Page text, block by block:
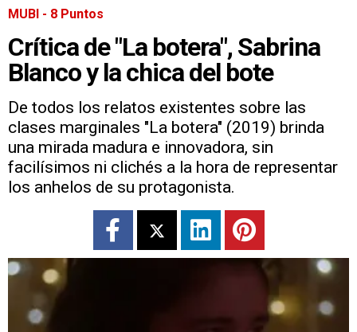
MUBI - 8 Puntos
Crítica de "La botera", Sabrina
Blanco y la chica del bote
De todos los relatos existentes sobre las
clases marginales "La botera" (2019) brinda
una mirada madura e innovadora, sin
facilísimos ni clichés a la hora de representar
los anhelos de su protagonista.